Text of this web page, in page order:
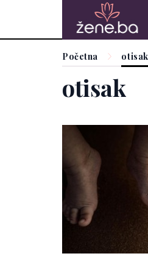
Početna otisak
otisak